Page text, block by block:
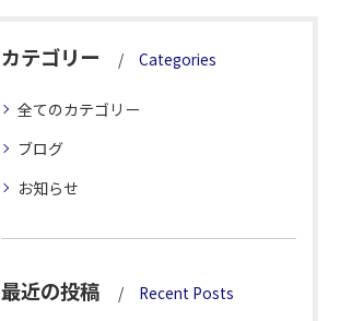
カテゴリー Categories
全てのカテゴリー
ブログ
お知らせ
最近の投稿 Recent Posts